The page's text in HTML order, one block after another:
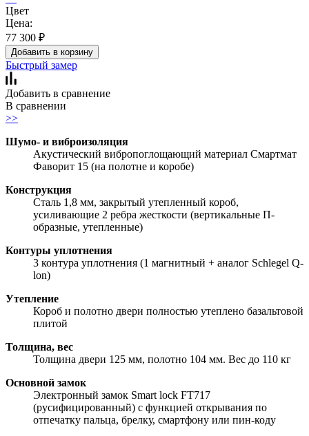
Цвет
Цена:
77 300 ₽
Добавить в корзину
Быстрый замер
Добавить в сравнение
В сравнении
>>
Шумо- и виброизоляция
Акустический вибропоглощающий материал Смартмат
Фаворит 15 (на полотне и коробе)
Конструкция
Сталь 1,8 мм, закрытый утепленный короб,
усиливающие 2 ребра жесткости (вертикальные П-
образные, утепленные)
Контуры уплотнения
3 контура уплотнения (1 магнитный + аналог Schlegel Q-
lon)
Утепление
Короб и полотно двери полностью утеплено базальтовой
плитой
Толщина, вес
Толщина двери 125 мм, полотно 104 мм. Вес до 110 кг
Основной замок
Электронный замок Smart lock FT717
(русифицированный) с функцией открывания по
отпечатку пальца, брелку, смартфону или пин-коду